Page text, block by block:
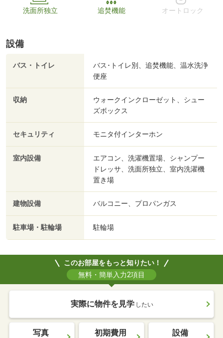
洗面所独立 追焚機能 オートロック
設備
バス・トイレ
バス･トイレ別、追焚機能、温水洗浄
便座
収納
ウォークインクローゼット、シュー
ズボックス
セキュリティ モニタ付インターホン
室内設備
エアコン、洗濯機置場、シャンプー
ドレッサ、洗面所独立、室内洗濯機
置き場
建物設備 バルコニー、プロパンガス
駐車場・駐輪場 駐輪場
このお部屋をもっと知りたい！
無料・簡単入力2項目
実際に物件を見学 したい
写真 初期費用 設備